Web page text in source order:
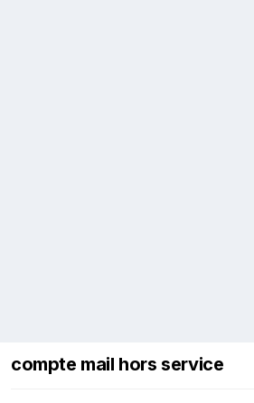
compte mail hors service